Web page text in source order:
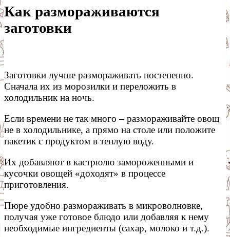
Как размораживаются
заготовки
Заготовки лучше размораживать постепенно.
Сначала их из морозилки и переложить в
холодильник на ночь.
Если времени не так много – размораживайте овощ
не в холодильнике, а прямо на столе или положите
пакетик с продуктом в теплую воду.
Их добавляют в кастрюлю замороженными и
кусочки овощей «доходят» в процессе
приготовления.
Пюре удобно размораживать в микроволновке,
получая уже готовое блюдо или добавляя к нему
необходимые ингредиенты (сахар, молоко и т.д.).